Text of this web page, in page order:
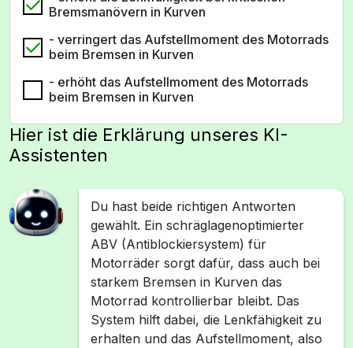
Bremsmanövern in Kurven
- verringert das Aufstellmoment des Motorrads
beim Bremsen in Kurven
- erhöht das Aufstellmoment des Motorrads
beim Bremsen in Kurven
Hier ist die Erklärung unseres KI-
Assistenten
Du hast beide richtigen Antworten
gewählt. Ein schräglagenoptimierter
ABV (Antiblockiersystem) für
Motorräder sorgt dafür, dass auch bei
starkem Bremsen in Kurven das
Motorrad kontrollierbar bleibt. Das
System hilft dabei, die Lenkfähigkeit zu
erhalten und das Aufstellmoment, also